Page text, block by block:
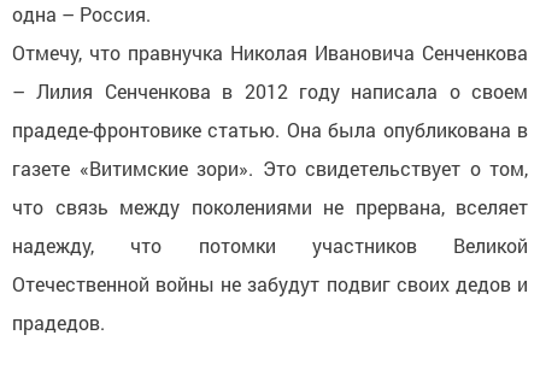
одна – Россия.
Отмечу, что правнучка Николая Ивановича Сенченкова
– Лилия Сенченкова в 2012 году написала о своем
прадеде-фронтовике статью. Она была опубликована в
газете «Витимские зори». Это свидетельствует о том,
что связь между поколениями не прервана, вселяет
надежду, что потомки участников Великой
Отечественной войны не забудут подвиг своих дедов и
прадедов.